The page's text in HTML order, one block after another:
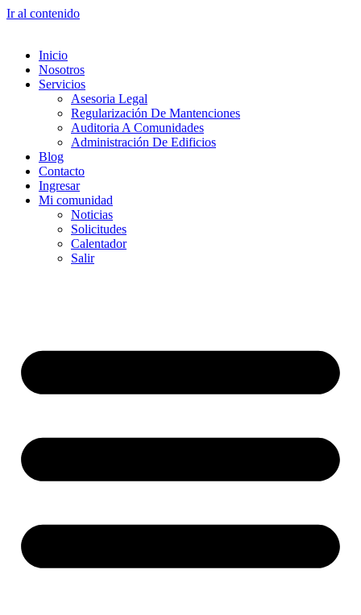
Ir al contenido
Inicio
Nosotros
Servicios
Asesoria Legal
Regularización De Mantenciones
Auditoria A Comunidades
Administración De Edificios
Blog
Contacto
Ingresar
Mi comunidad
Noticias
Solicitudes
Calentador
Salir